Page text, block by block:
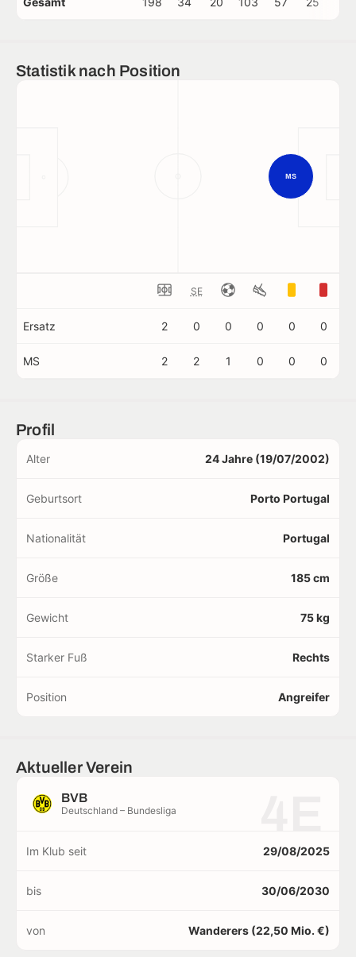
Statistik nach Position
MS
SE
Ersatz 2 0 0 0 0 0
MS 2 2 1 0 0 0
Profil
Alter 24 Jahre (19/07/2002)
Geburtsort Porto Portugal
Nationalität Portugal
Größe 185 cm
Gewicht 75 kg
Starker Fuß Rechts
Position Angreifer
Aktueller Verein
BVB
Deutschland – Bundesliga
Im Klub seit 29/08/2025
bis 30/06/2030
von Wanderers (22,50 Mio. €)